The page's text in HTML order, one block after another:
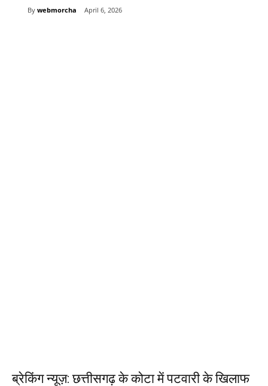
By webmorcha April 6, 2026
ब्रेकिंग न्यूज़: छत्तीसगढ़ के कोटा में पटवारी के खिलाफ